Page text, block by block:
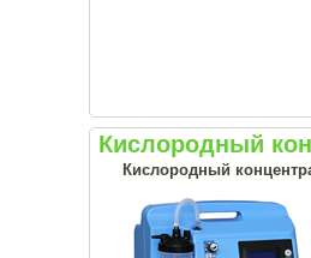
Кислородный
Кислородный